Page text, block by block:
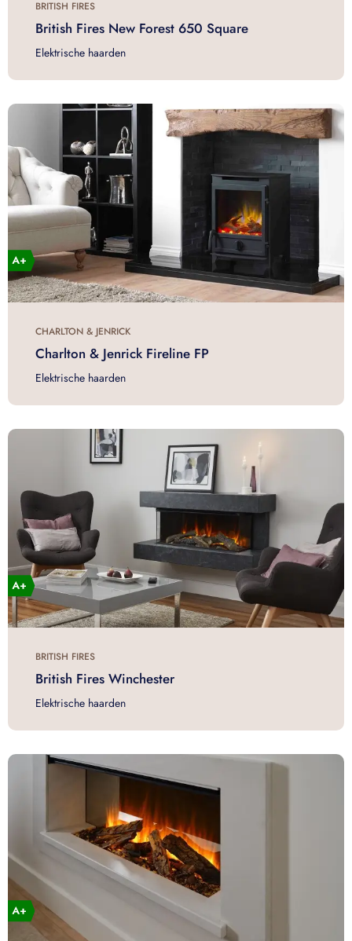
BRITISH FIRES
British Fires New Forest 650 Square
Elektrische haarden
CHARLTON & JENRICK
Charlton & Jenrick Fireline FP
Elektrische haarden
BRITISH FIRES
British Fires Winchester
Elektrische haarden